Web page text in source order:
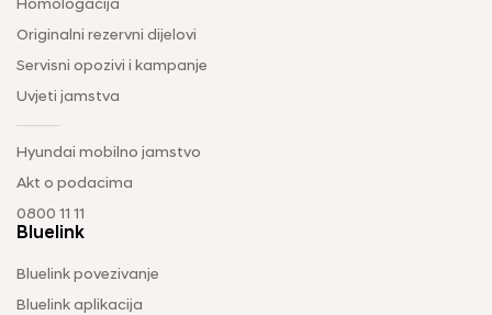
Homologacija
Originalni rezervni dijelovi
Servisni opozivi i kampanje
Uvjeti jamstva
Hyundai mobilno jamstvo
Akt o podacima
0800 11 11
Bluelink
Bluelink povezivanje
Bluelink aplikacija